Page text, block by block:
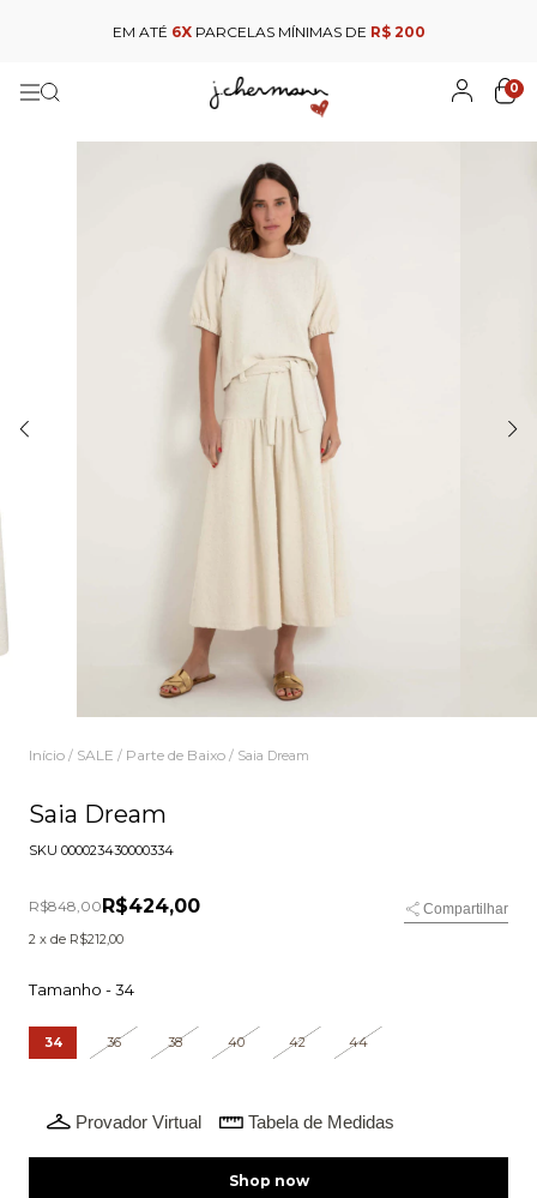
EM ATÉ 6XPARCELAS MÍNIMAS DE R$ 200
0
Início / SALE / Parte de Baixo / Saia Dream
Saia Dream
SKU 000023430000334
R$848,00 R$424,00
Compartilhar
2 x de R$212,00
Tamanho -34
34 36 38 40 42 44
Provador Virtual Tabela de Medidas